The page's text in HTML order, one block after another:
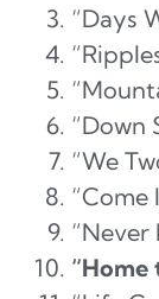
“Days
“Down
“We
“Come
“Never
“Home